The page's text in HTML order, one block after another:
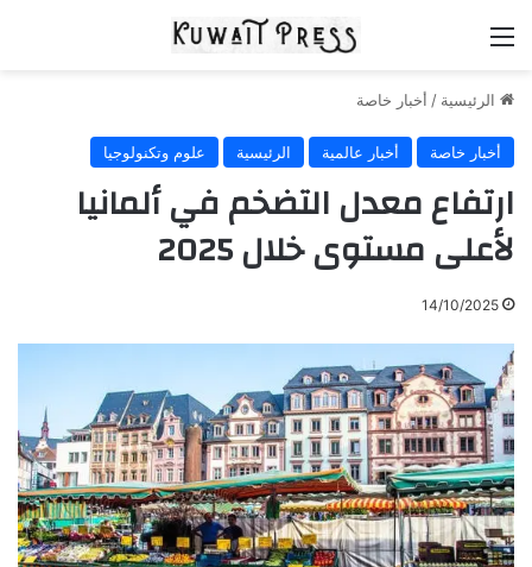
الرئيسية / أخبار خاصة
أخبار خاصة أخبار عالمية الرئيسية علوم وتكنولوجيا
ارتفاع معدل التضخم في ألمانيا
لأعلى مستوى خلال 2025
14/10/2025